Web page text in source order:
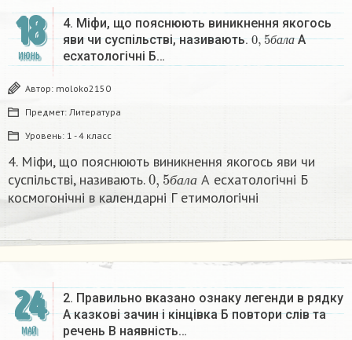
18
ИЮНЬ
4. Міфи, що пояснюють виникнення якогось
яви чи суспільстві, називають.
б ал а
0 5ба
А
есхатологічні Б…
Автор: moloko2150
Предмет: Литература
Уровень: 1 - 4 класс
4. Міфи, що пояснюють виникнення якогось яви чи
суспільстві, називають.
б ал а
0,5балаА есхатологічні Б
космогонічні в календарні Г етимологічні​
24
МАЙ
2. Правильно вказано ознаку легенди в рядку
А казкові зачин і кінцівка Б повтори слів та
речень В наявність…